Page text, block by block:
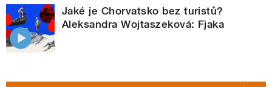
Jaké je Chorvatsko bez turistů?
Aleksandra Wojtaszeková: Fjaka